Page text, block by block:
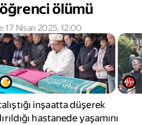
ölümü
17 Nisan 2025, 12:00
inşaatta düşerek
hastanede yaşamını